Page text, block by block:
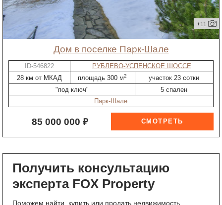
+11
дом в поселке Парк-Шале
ID-546822
РУБЛЕВО-УСПЕНСКОЕ ШОССЕ
28 км от МКАД
площадь 300 м2
участок 23 сотки
"под ключ"
5 спален
Парк-Шале
85 000 000 ₽
Получить консультацию
эксперта FOX Property
Поможем найти, купить или продать недвижимость